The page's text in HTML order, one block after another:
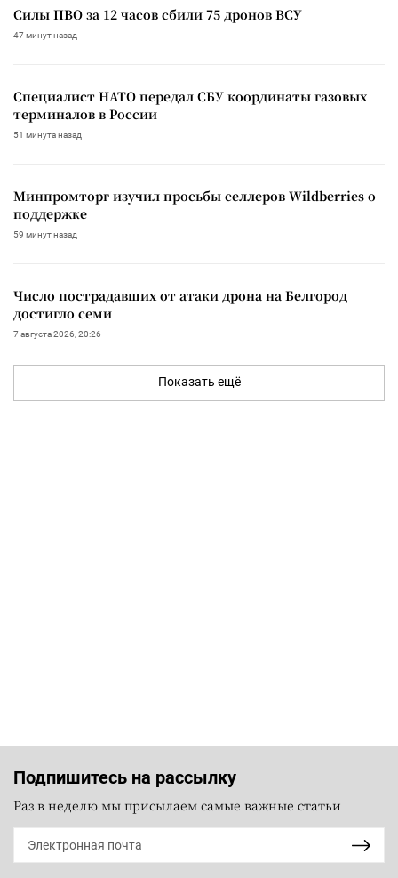
Силы ПВО за 12 часов сбили 75 дронов ВСУ
47 минут назад
Специалист НАТО передал СБУ координаты газовых
терминалов в России
51 минута назад
Минпромторг изучил просьбы селлеров Wildberries о
поддержке
59 минут назад
Число пострадавших от атаки дрона на Белгород
достигло семи
7 августа 2026, 20:26
Показать ещё
Подпишитесь на рассылку
Раз в неделю мы присылаем самые важные статьи